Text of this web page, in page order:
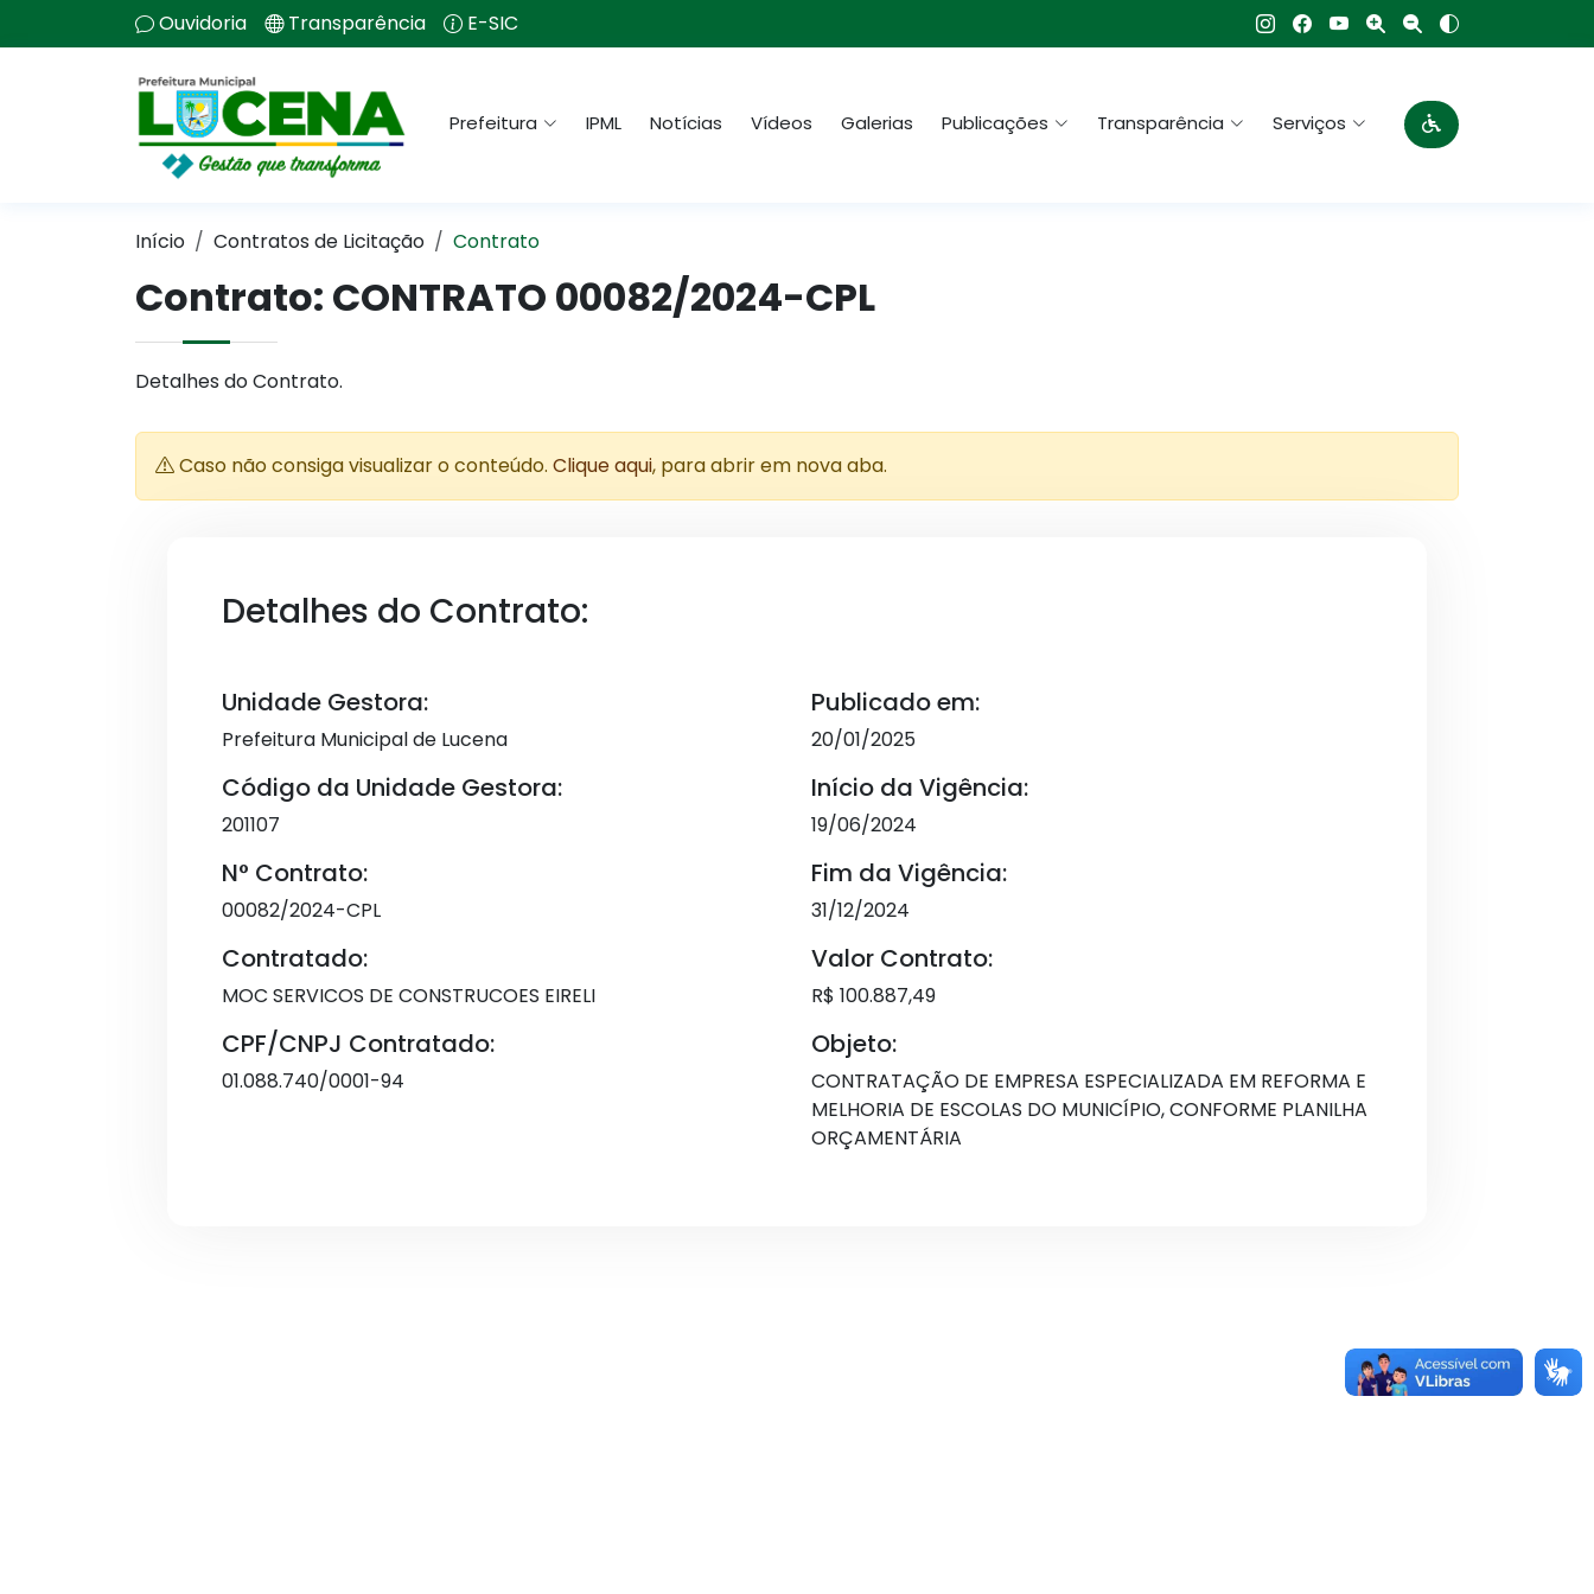
Ouvidoria Transparência E-SIC
Prefeitura IPML Notícias Vídeos Galerias Publicações Transparência Serviços
Início Contratos de Licitação Contrato
Contrato: CONTRATO 00082/2024-CPL
Detalhes do Contrato.
Caso não consiga visualizar o conteúdo. Clique aqui, para abrir em nova aba.
Detalhes do Contrato:
Unidade Gestora:
Prefeitura Municipal de Lucena
Código da Unidade Gestora:
201107
N° Contrato:
00082/2024-CPL
Contratado:
MOC SERVICOS DE CONSTRUCOES EIRELI
CPF/CNPJ Contratado:
01.088.740/0001-94
Publicado em:
20/01/2025
Início da Vigência:
19/06/2024
Fim da Vigência:
31/12/2024
Valor Contrato:
R$ 100.887,49
Objeto:
CONTRATAÇÃO DE EMPRESA ESPECIALIZADA EM REFORMA E
MELHORIA DE ESCOLAS DO MUNICÍPIO, CONFORME PLANILHA
ORÇAMENTÁRIA